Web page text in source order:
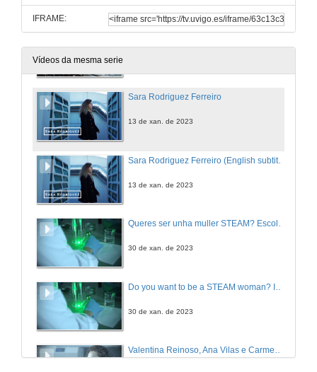
IFRAME:
Vídeos da mesma serie
Ana Cambón Periscal (English subtitles)
Sara Rodriguez Ferreiro
13 de xan. de 2023
13 de xan. de 2023
Queres ser unha muller STEAM? Escola de Enxeñaría Industrial
30 de xan. de 2023
30 de xan. de 2023
Valentina Reinoso, Ana Vilas e Carmen Mariño